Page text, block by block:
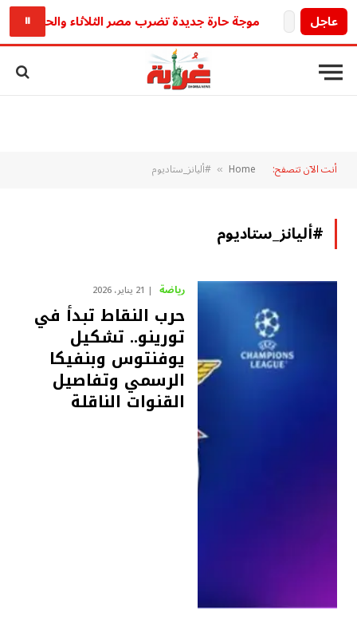
عاجل موجة حارة جديدة تضرب مصر الثلاثاء والحرارة المحسوسة
⏸
أنت الآن تتصفح: Home
» #أليانز_ستاديوم
#أليانز_ستاديوم
رياضة 21 يناير، 2026
حرب النقاط تبدأ في
تورينو.. تشكيل
يوفنتوس وبنفيكا
الرسمي وتفاصيل
القنوات الناقلة